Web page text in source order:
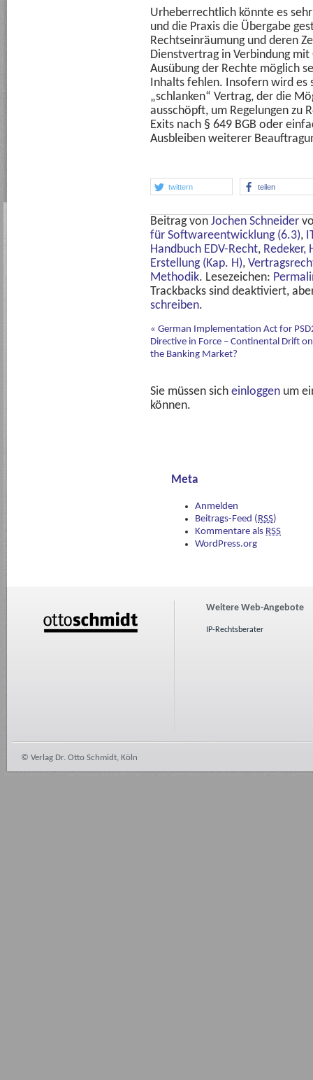
Urheberrechtlich könnte es
und die Praxis die Übergabe
Rechtseinräumung und deren
Dienstvertrag in Verbindung
Ausübung der Rechte möglich
Inhalts fehlen. Insofern wird es
„schlanken“ Vertrag, der die
ausschöpft, um Regelungen zu
Exits nach § 649 BGB oder
Ausbleiben weiterer
twittern teilen
Beitrag von Jochen Schneider
für Softwareentwicklung (6.3),
Handbuch EDV-Recht, Redeker,
Erstellung (Kap. H),
Methodik. Lesezeichen:
Trackbacks sind deaktiviert,
schreiben.
« German Implementation Act for
Directive in Force – Continental Drift on
the Banking Market?
Sie müssen sich einloggen um
können.
Meta
Anmelden
Beitrags-Feed (RSS)
Kommentare als RSS
WordPress.org
Weitere Web-Angebote
IP-Rechtsberater
© Verlag Dr. Otto Schmidt, Köln